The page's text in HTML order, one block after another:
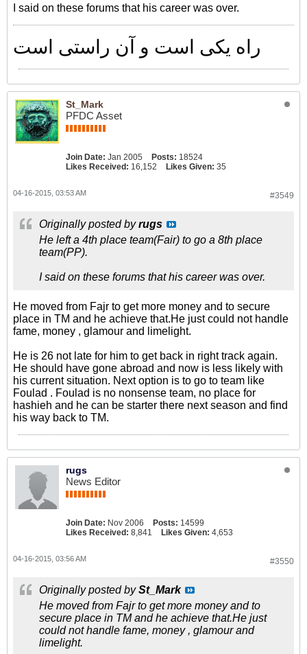
I said on these forums that his career was over.
راه یکی است و آن راستی است
St_Mark
PFDC Asset
Join Date: Jan 2005 Posts: 18524
Likes Received: 16,152 Likes Given: 35
#3549
04-16-2015, 03:53 AM
Originally posted byrugs
He left a 4th place team(Fair) to go a 8th place
team(PP).
I said on these forums that his career was over.
He moved from Fajr to get more money and to secure
place in TM and he achieve that.He just could not handle
fame, money , glamour and limelight.
He is 26 not late for him to get back in right track again.
He should have gone abroad and now is less likely with
his current situation. Next option is to go to team like
Foulad . Foulad is no nonsense team, no place for
hashieh and he can be starter there next season and find
his way back to TM.
rugs
News Editor
Join Date: Nov 2006 Posts: 14599
Likes Received: 8,841 Likes Given: 4,653
#3550
04-16-2015, 03:56 AM
Originally posted bySt_Mark
He moved from Fajr to get more money and to
secure place in TM and he achieve that.He just
could not handle fame, money , glamour and
limelight.